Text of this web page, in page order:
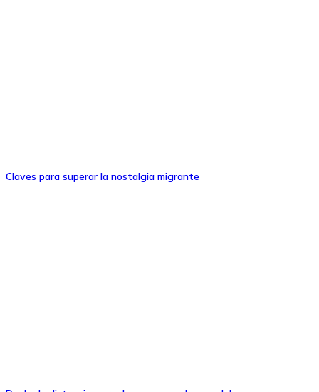
Claves para superar la nostalgia migrante